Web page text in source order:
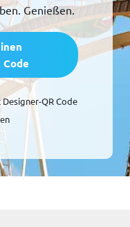
Genießen.
Designer-QR Code